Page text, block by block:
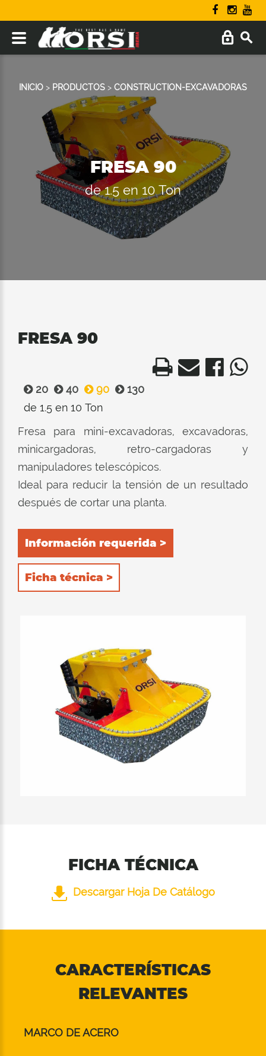
INICIO > PRODUCTOS > CONSTRUCTION-EXCAVADORAS
FRESA 90
de 1.5 en 10 Ton
FRESA 90
20 40 90
130
de 1.5 en 10 Ton
Fresa para mini-excavadoras, excavadoras,
minicargadoras, retro-cargadoras y
manipuladores telescópicos.
Ideal para reducir la tensión de un resultado
después de cortar una planta.
Información requerida >
Ficha técnica >
FICHA TÉCNICA
Descargar Hoja De Catálogo
CARACTERÍSTICAS
RELEVANTES
MARCO DE ACERO